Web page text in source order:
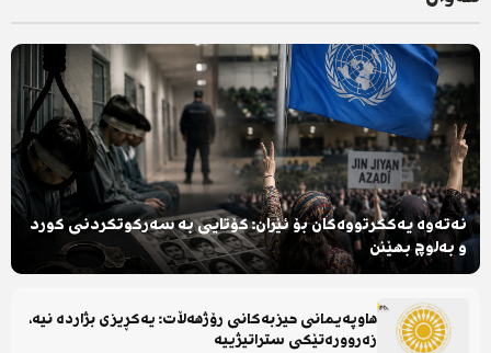
نەتەوە یەکگرتووەکان بۆ ئێران: کۆتایی بە سەرکوتکردنی کورد
و بەلوچ بهێنن
هاوپەیمانی حیزبەکانی رۆژهەڵات: یەکڕیزی بژاردە نیە،
زەروورەتێکی ستراتیژییە